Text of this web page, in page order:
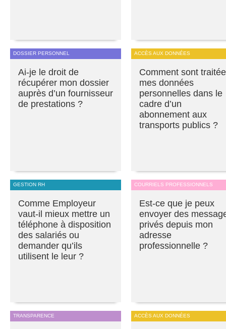
DOSSIER PERSONNEL
Ai-je le droit de
récupérer mon dossier
auprès d’un fournisseur
de prestations ?
ACCÈS AUX DONNÉES
Comment sont
mes données
personnelles dans le
cadre d’un
abonnement aux
transports publics ?
GESTION RH
Comme Employeur
vaut-il mieux mettre un
téléphone à disposition
des salariés ou
demander qu’ils
utilisent le leur ?
COURRIELS PROFESSIONNELS
Est-ce que je peux
envoyer des
privés depuis mon
adresse
professionnelle ?
TRANSPARENCE ACCÈS AUX DONNÉES